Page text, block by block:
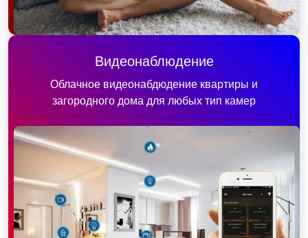
Видеонаблюдение
Облачное видеонабдюдение квартиры и
загородного дома для любых тип камер